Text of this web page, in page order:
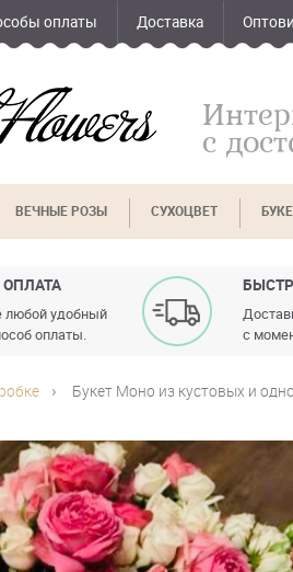
оплаты Доставка
с
ВЕЧНЫЕ РОЗЫ СУХОЦВЕТ
любой удобный
оплаты.
с
Букет Моно из кустовых и